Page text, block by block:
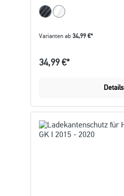
Varianten ab 34,99 €*
34,99 €*
Details